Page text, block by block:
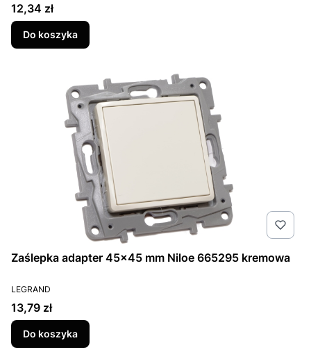
Cena
12,34 zł
Do koszyka
Zaślepka adapter 45x45 mm Niloe 665295 kremowa
PRODUCENT
LEGRAND
Cena
13,79 zł
Do koszyka